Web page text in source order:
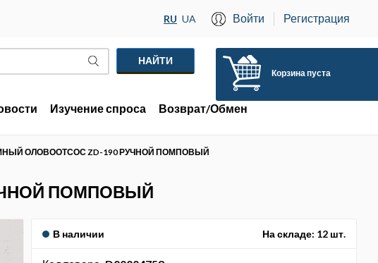
RU UA Войти Регистрация
Корзина пуста
Изучение спроса Возврат/Обмен
ОЛОВООТСОС ZD-190 РУЧНОЙ ПОМПОВЫЙ
ПОМПОВЫЙ
В наличии На складе: 12 шт.